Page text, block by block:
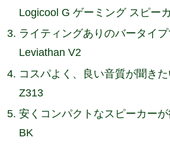
Logicool G ゲーミング スピー
ライティングありのバータイ
Leviathan V2
コスパよく、良い音質が聞き
Z313
安くコンパクトなスピーカー
BK